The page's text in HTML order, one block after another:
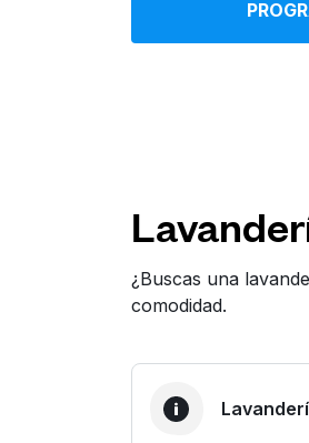
¿Buscas una
comodidad.